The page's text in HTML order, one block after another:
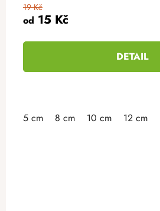
od 15 Kč
19 Kč
DETAIL
5 cm 8 cm 10 cm 12 cm